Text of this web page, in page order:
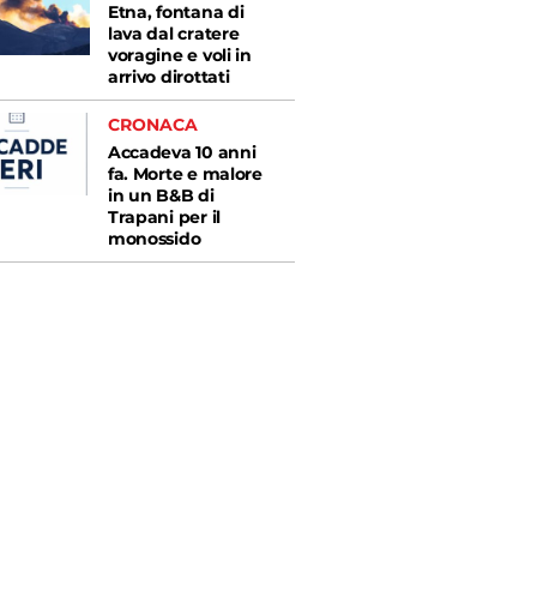
Etna, fontana di
lava dal cratere
voragine e voli in
arrivo dirottati
CRONACA
Accadeva 10 anni
fa. Morte e malore
in un B&B di
Trapani per il
monossido